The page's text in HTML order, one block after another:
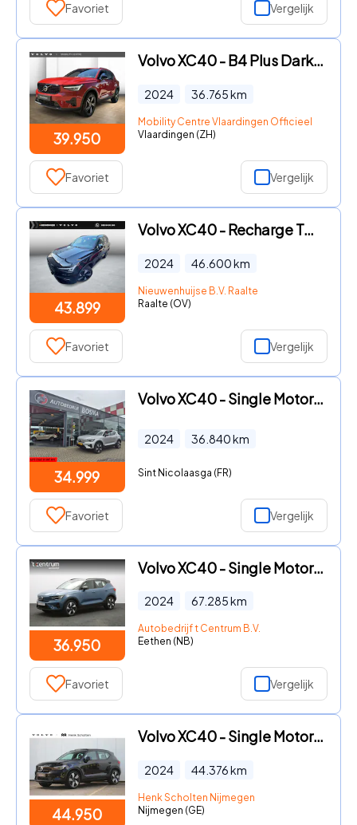
Favoriet Vergelijk
39.950
Volvo XC40 - B4 Plus Dark | Trekhaak | Harman Kardon Audio
2024 36.765km
Mobility Centre Vlaardingen Officieel dealer
Vlaardingen (ZH)
Favoriet Vergelijk
43.899
Volvo XC40 - Recharge Twin Plus 82 kWh | Trekhaak | Extra Getint Glas | S
2024 46.600km
Nieuwenhuijse B.V. Raalte
Raalte (OV)
Favoriet Vergelijk
34.999
Volvo XC40 - Single Motor Core 69 kWh
2024 36.840km
Sint Nicolaasga (FR)
Favoriet Vergelijk
36.950
Volvo XC40 - Single Motor Extended Range Plus 82 kWh, SOH 91 %, Stoelverw
2024 67.285km
Autobedrijf t Centrum B.V.
Eethen (NB)
Favoriet Vergelijk
44.950
Volvo XC40 - Single Motor Extended Range Ultimate 82 kWh | Adaptive Cruis
2024 44.376km
Henk Scholten Nijmegen
Nijmegen (GE)